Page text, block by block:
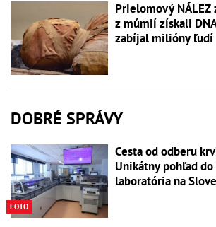
Prielomový NÁLEZ
z múmií získali
zabíjal milióny ľudí
DOBRÉ SPRÁVY
FOTO
Cesta od odberu
Unikátny pohľad
laboratória na